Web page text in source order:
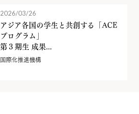
2026/03/26
アジア各国の学生と共創する「ACE
プログラム」
第３期生 成果...
国際化推進機構